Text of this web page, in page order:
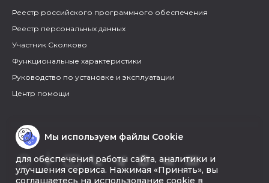
Реестр российского программного обеспечения
Реестр персональных данных
Участник Сколково
Функциональные характеристики
Руководство по установке и эксплуатации
Центр помощи
Мы используем файлы Cookie
для обеспечения работы сайта, аналитики и
улучшения сервиса. Нажимая «Принять», вы
соглашаетесь на использование cookie в